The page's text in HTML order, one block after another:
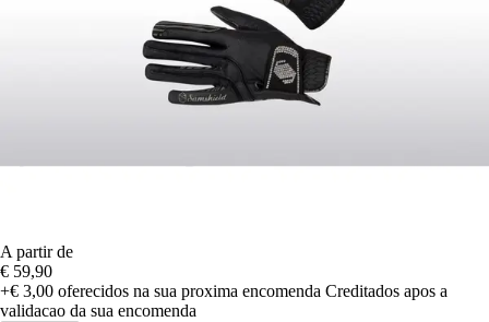
A partir de
€ 59,90
+€ 3,00 oferecidos na sua proxima encomenda Creditados apos a
validacao da sua encomenda